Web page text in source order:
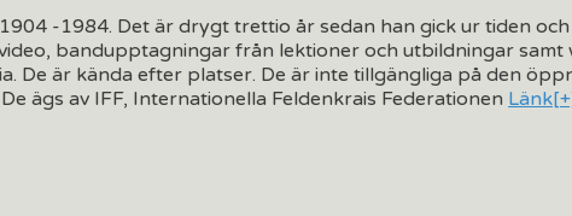
-1984. Det är drygt trettio år sedan han gick ur tiden
bandupptagningar från lektioner och utbildningar samt
De är kända efter platser. De är inte tillgängliga på den
ägs av IFF, Internationella Feldenkrais Federationen